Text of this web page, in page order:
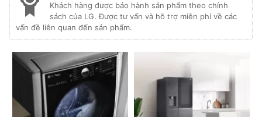
Khách hàng được bảo hành sản phẩm theo chính
sách của LG. Được tư vấn và hỗ trợ miễn phí về các
vấn đề liên quan đến sản phẩm.